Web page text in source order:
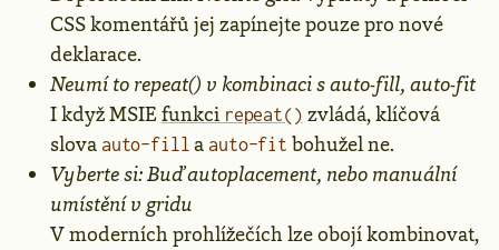
CSS komentářů jej zapínejte pouze pro nové
deklarace.
Neumí to repeat() v kombinaci s auto-fill, auto-fit
I když MSIEfunkci repeat() zvládá, klíčová
slova auto-fill a auto-fit bohužel ne.
Vyberte si: Buď autoplacement, nebo manuální
umístění v gridu
V moderních prohlížečích lze obojí kombinovat,